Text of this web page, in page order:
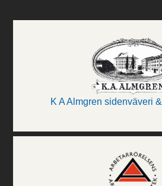
K A Almgren sidenväveri